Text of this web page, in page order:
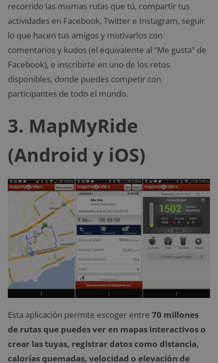
recorrido las mismas rutas que tú, compartir tus
actividades en Facebook, Twitter e Instagram, seguir
lo que hacen tus amigos y motivarlos con
comentarios y kudos (el equivalente al “Me gusta” de
Facebook), e inscribirte en uno de los retos
disponibles, donde puedes competir con
participantes de todo el mundo.
3. MapMyRide
(Android y iOS)
Esta aplicación permite escoger entre 70 millones
de rutas que puedes ver en mapas interactivos o
crear las tuyas, registrar datos como distancia,
calorías quemadas, velocidad o elevación de